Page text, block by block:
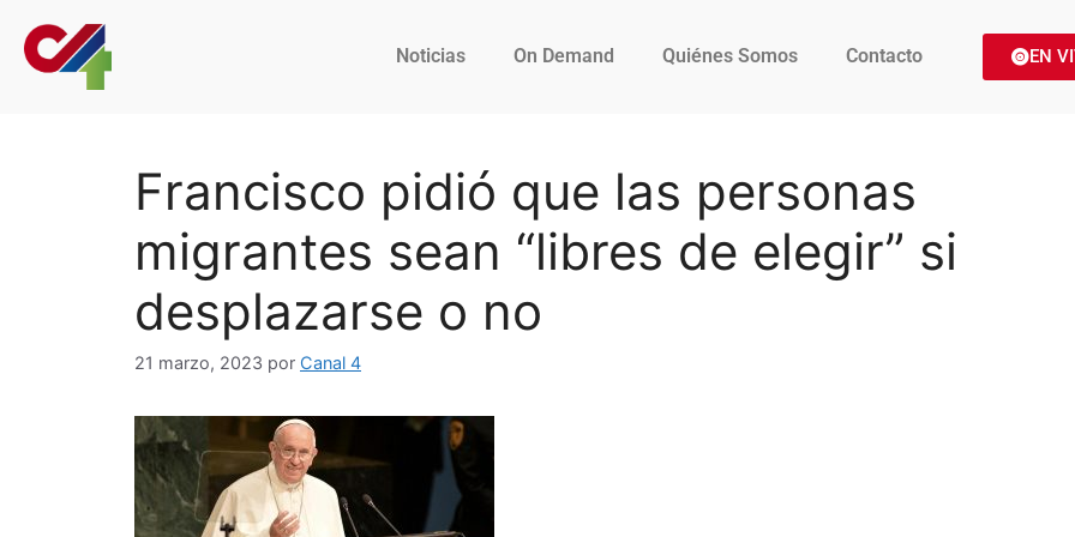
Noticias On Demand Quiénes Somos Contacto EN
Francisco pidió que las personas
migrantes sean “libres de elegir” si
desplazarse o no
21 marzo, 2023 por Canal 4